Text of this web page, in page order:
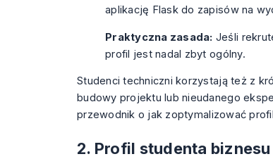
aplikację Flask do zapisów na
Praktyczna zasada: Jeśli
profil jest nadal zbyt ogólny.
Studenci techniczni korzystają też z
budowy projektu lub nieudanego
przewodnik o jak zoptymalizować
2. Profil studenta